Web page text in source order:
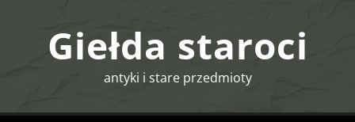
Giełda staroci
antyki i stare przedmioty